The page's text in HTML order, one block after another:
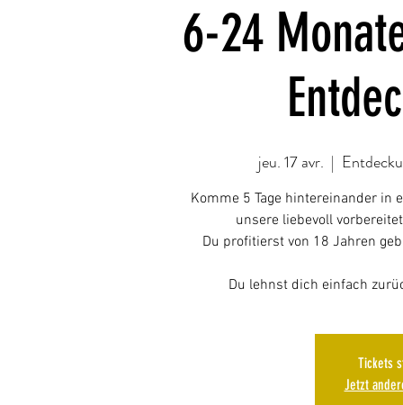
6-24
jeu. 17 avr.
  |
Komme 5 Tage hintereinander in
unsere liebevoll
Du profitierst von 18 Jahren
Tickets
Jetzt